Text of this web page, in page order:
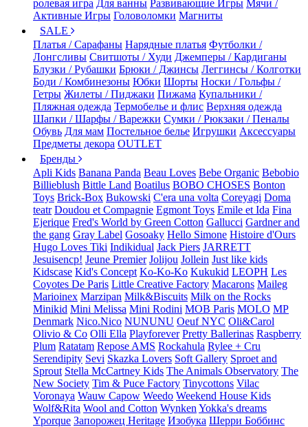
ролевая игра Для ванны Развивающие Игры Мячи /
Активные Игры Головоломки Магниты
SALE
Платья / Сарафаны Нарядные платья Футболки /
Лонгсливы Свитшоты / Худи Джемперы / Кардиганы
Блузки / Рубашки Брюки / Джинсы Леггинсы / Колготки
Боди / Комбинезоны Юбки Шорты Носки / Гольфы /
Гетры Жилеты / Пиджаки Пижама Купальники /
Пляжная одежда Термобелье и флис Верхняя одежда
Шапки / Шарфы / Варежки Сумки / Рюкзаки / Пеналы
Обувь Для мам Постельное белье Игрушки Аксессуары
Предметы декора OUTLET
Бренды
Apli Kids Banana Panda Beau Loves Bebe Organic Bebobio
Billieblush Bittle Land Boatilus BOBO CHOSES Bonton
Toys Brick-Box Bukowski C'era una volta Coreyagi Doma
teatr Doudou et Compagnie Egmont Toys Emile et Ida Fina
Ejerique Fred's World by Green Cotton Gallucci Gardner and
the gang Gray Label Gosoaky Hello Simone Histoire d'Ours
Hugo Loves Tiki Indikidual Jack Piers JARRETT
Jesuisencp! Jeune Premier Jolijou Jollein Just like kids
Kidscase Kid's Concept Ko-Ko-Ko Kukukid LEOPH Les
Coyotes De Paris Little Creative Factory Macarons Maileg
Marioinex Marzipan Milk&Biscuits Milk on the Rocks
Minikid Mini Melissa Mini Rodini MOB Paris MOLO MP
Denmark Nico.Nico NUNUNU Oeuf NYC Oli&Carol
Olivio & Co Olli Ella Playforever Pretty Ballerinas Raspberry
Plum Ratatam Repose AMS Rockahula Rylee + Cru
Serendipity Sevi Skazka Lovers Soft Gallery Sproet and
Sprout Stella McCartney Kids The Animals Observatory The
New Society Tim & Puce Factory Tinycottons Vilac
Voronaya Wauw Capow Weedo Weekend House Kids
Wolf&Rita Wool and Cotton Wynken Yokka's dreams
Yporque Запорожец Heritage Изобука Шерри Боббинс